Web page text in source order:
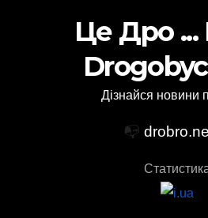
Це Дро ...
Дізнайся новини
📭